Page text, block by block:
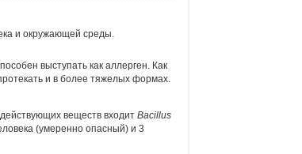
и окружающей среды.
выступать как аллерген. Как
и в более тяжелых формах.
действующих веществ входит Bacillus
(умеренно опасный) и 3